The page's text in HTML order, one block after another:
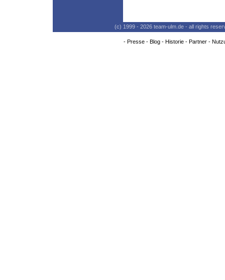
(c) 1999 - 2026 team-ulm.de - all rights
- Presse- Blog- Historie- Partner-